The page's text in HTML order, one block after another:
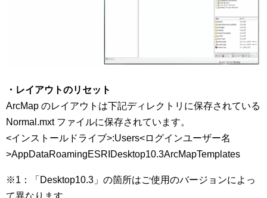
・レイアウトのリセット
ArcMap のレイアウトは下記ディレクトリに保存されている
Normal.mxt ファイルに保存されています。
<インストールドライブ>:Users<ログインユーザー名
>AppDataRoamingESRIDesktop10.3ArcMapTemplates
※1：「Desktop10.3」の箇所はご使用のバージョンによっ
て異なります。